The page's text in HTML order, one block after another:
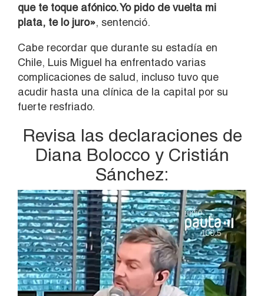
que te toque afónico. Yo pido de vuelta mi
plata, te lo juro», sentenció.
Cabe recordar que durante su estadía en
Chile, Luis Miguel ha enfrentado varias
complicaciones de salud, incluso tuvo que
acudir hasta una clínica de la capital por su
fuerte resfriado.
Revisa las declaraciones de
Diana Bolocco y Cristián
Sánchez:
Reproductor
de
vídeo